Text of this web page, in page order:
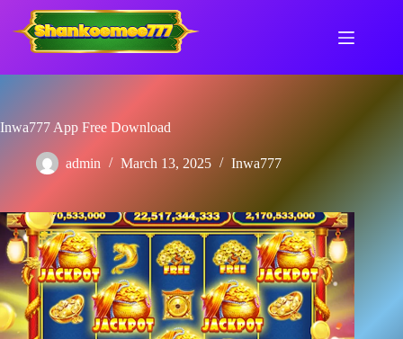
content
Inwa777 App Free Download
admin March 13, 2025 Inwa777